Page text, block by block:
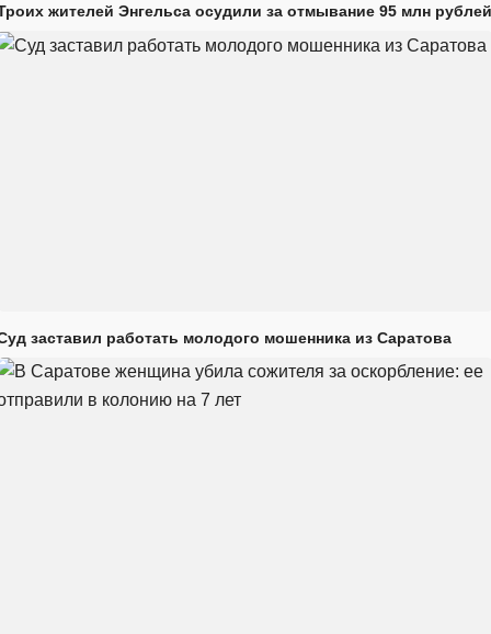
жителей Энгельса осудили за отмывание 95 млн рублей
заставил работать молодого мошенника из Саратова